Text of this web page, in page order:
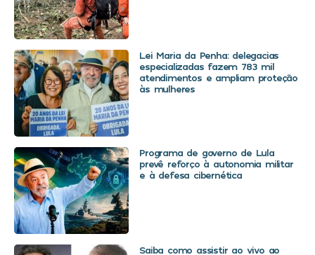
Lei Maria da Penha: delegacias
especializadas fazem 783 mil
atendimentos e ampliam proteção
às mulheres
Programa de governo de Lula
prevê reforço à autonomia militar
e à defesa cibernética
Saiba como assistir ao vivo ao